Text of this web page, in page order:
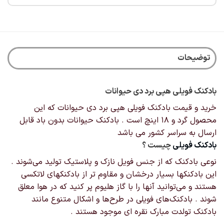
توضیحات
بادکنک فویلی هپی برد دی حیوانات
خرید و قیمت بادکنک فویلی هپی برد دی حیوانات که این
محصول گرد و 18 اینچ است . بادکنک حیوانات بدون باد قابل
ارسال به سراسر کشور می باشد
بادکنک‌ فویلیچیست ؟
نوعی بادکنک که از جنس فویل نازک و پلاستیک تولید می‌شوند .
این بادکنکها بسیار درخشان و مقاوم تر از بادکنکهای لاتکسی
هستند و می‌توانید آنها را با گاز هلیوم پر کنید که در هوا معلق
شوند . بادکنک‌های فویلی در طرح‌ها و اشکال‌ متنوع مانند
بادکنک تولدت مبارک نقره ای موجود هستند .